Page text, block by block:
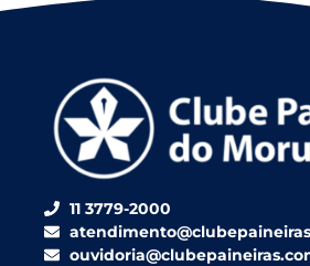
11 3779-2000